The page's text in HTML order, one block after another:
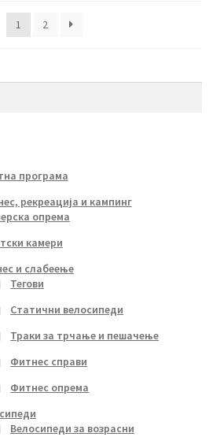
latest
1
2
програма
рекреација и кампинг
опрема
камери
и слабеење
Тегови
Статични велосипеди
Траки за трчање и пешачење
Фитнес справи
Фитнес опрема
Велосипеди за возрасни